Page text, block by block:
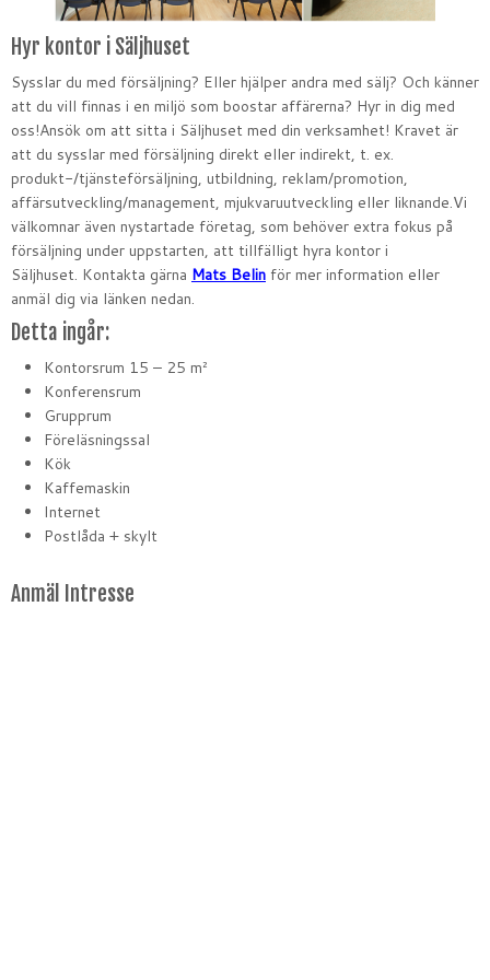
Hyr kontor i Säljhuset
Sysslar du med försäljning? Eller hjälper andra med sälj? Och känner
att du vill finnas i en miljö som boostar affärerna? Hyr in dig med
oss!Ansök om att sitta i Säljhuset med din verksamhet! Kravet är
att du sysslar med försäljning direkt eller indirekt, t. ex.
produkt-/tjänsteförsäljning, utbildning, reklam/promotion,
affärsutveckling/management, mjukvaruutveckling eller liknande.Vi
välkomnar även nystartade företag, som behöver extra fokus på
försäljning under uppstarten, att tillfälligt hyra kontor i
Säljhuset. Kontakta gärna Mats Belin för mer information eller
anmäl dig via länken nedan.
Detta ingår:
Kontorsrum 15 – 25 m²
Konferensrum
Grupprum
Föreläsningssal
Kök
Kaffemaskin
Internet
Postlåda + skylt
Anmäl Intresse